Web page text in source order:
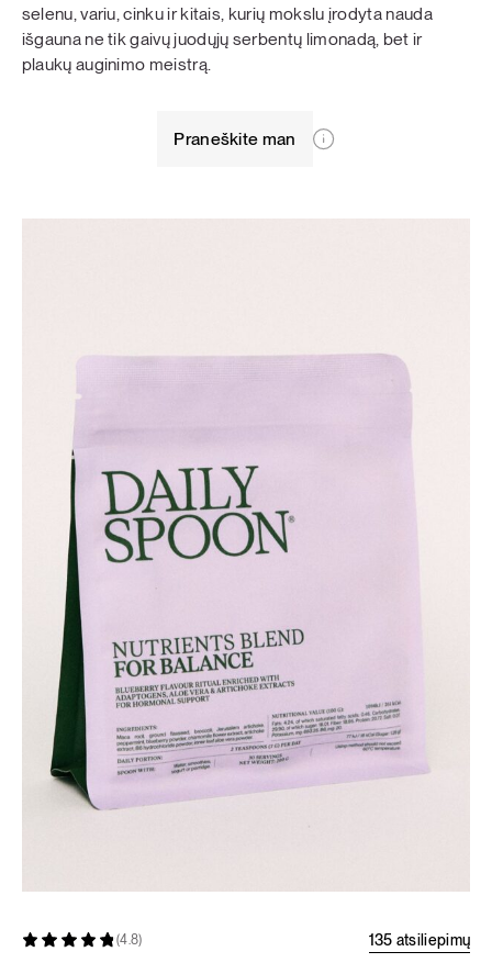
selenu, variu, cinku ir kitais, kurių mokslu įrodyta nauda
išgauna ne tik gaivų juodųjų serbentų limonadą, bet ir
plaukų auginimo meistrą.
Praneškite man
(4.8) 135 atsiliepimų